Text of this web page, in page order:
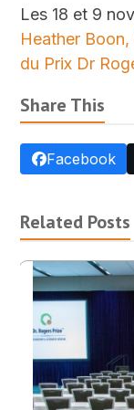
Les 18 et 9
Heather Boon,
du Prix Dr
Share This
Facebook
Related Posts